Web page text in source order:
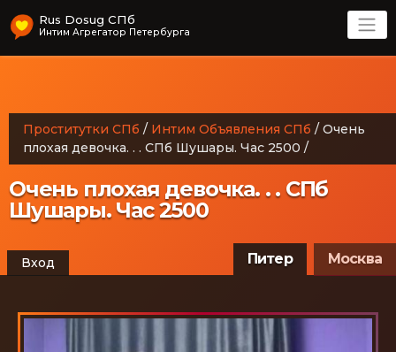
Rus Dosug СПб
Проститутки СПб / Интим Объявления СПб / Очень
плохая девочка. . . СПб Шушары. Час 2500 /
Очень плохая девочка. . . СПб
Шушары. Час 2500
Вход Москва
Питер